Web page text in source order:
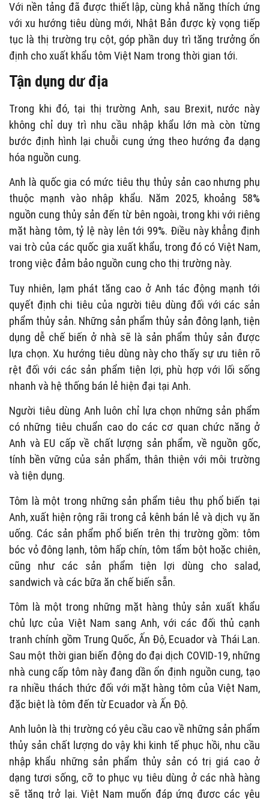
Với nền tảng đã được thiết lập, cùng khả năng thích ứng
với xu hướng tiêu dùng mới, Nhật Bản được kỳ vọng tiếp
tục là thị trường trụ cột, góp phần duy trì tăng trưởng ổn
định cho xuất khẩu tôm Việt Nam trong thời gian tới.
Tận dụng dư địa
Trong khi đó, tại thị trường Anh, sau Brexit, nước này
không chỉ duy trì nhu cầu nhập khẩu lớn mà còn từng
bước định hình lại chuỗi cung ứng theo hướng đa dạng
hóa nguồn cung.
Anh là quốc gia có mức tiêu thụ thủy sản cao nhưng phụ
thuộc mạnh vào nhập khẩu. Năm 2025, khoảng 58%
nguồn cung thủy sản đến từ bên ngoài, trong khi với riêng
mặt hàng tôm, tỷ lệ này lên tới 99%. Điều này khẳng định
vai trò của các quốc gia xuất khẩu, trong đó có Việt Nam,
trong việc đảm bảo nguồn cung cho thị trường này.
Tuy nhiên, lạm phát tăng cao ở Anh tác động mạnh tới
quyết định chi tiêu của người tiêu dùng đối với các sản
phẩm thủy sản. Những sản phẩm thủy sản đông lạnh, tiện
dụng dễ chế biến ở nhà sẽ là sản phẩm thủy sản được
lựa chọn. Xu hướng tiêu dùng này cho thấy sự ưu tiên rõ
rệt đối với các sản phẩm tiện lợi, phù hợp với lối sống
nhanh và hệ thống bán lẻ hiện đại tại Anh.
Người tiêu dùng Anh luôn chỉ lựa chọn những sản phẩm
có những tiêu chuẩn cao do các cơ quan chức năng ở
Anh và EU cấp về chất lượng sản phẩm, về nguồn gốc,
tính bền vững của sản phẩm, thân thiện với môi trường
và tiện dụng.
Tôm là một trong những sản phẩm tiêu thụ phổ biến tại
Anh, xuất hiện rộng rãi trong cả kênh bán lẻ và dịch vụ ăn
uống. Các sản phẩm phổ biến trên thị trường gồm: tôm
bóc vỏ đông lạnh, tôm hấp chín, tôm tẩm bột hoặc chiên,
cũng như các sản phẩm tiện lợi dùng cho salad,
sandwich và các bữa ăn chế biến sẵn.
Tôm là một trong những mặt hàng thủy sản xuất khẩu
chủ lực của Việt Nam sang Anh, với các đối thủ cạnh
tranh chính gồm Trung Quốc, Ấn Độ, Ecuador và Thái Lan.
Sau một thời gian biến động do đại dịch COVID-19, những
nhà cung cấp tôm này đang dần ổn định nguồn cung, tạo
ra nhiều thách thức đối với mặt hàng tôm của Việt Nam,
đặc biệt là tôm đến từ Ecuador và Ấn Độ.
Anh luôn là thị trường có yêu cầu cao về những sản phẩm
thủy sản chất lượng do vậy khi kinh tế phục hồi, nhu cầu
nhập khẩu những sản phẩm thủy sản có trị giá cao ở
dạng tươi sống, cỡ to phục vụ tiêu dùng ở các nhà hàng
sẽ tăng trở lại. Việt Nam muốn đáp ứng được các yêu